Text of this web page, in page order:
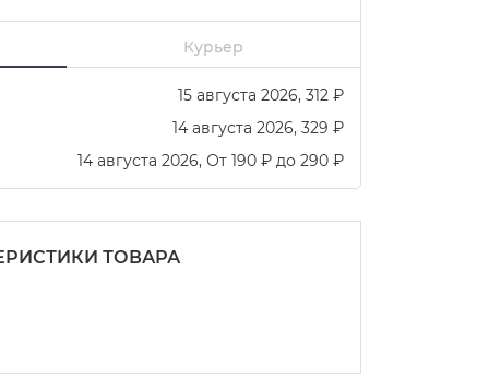
Курьер
15 августа 2026 312 ₽
14 августа 2026 329 ₽
14 августа 2026 От 190 ₽ до 290 ₽
ТОВАРА